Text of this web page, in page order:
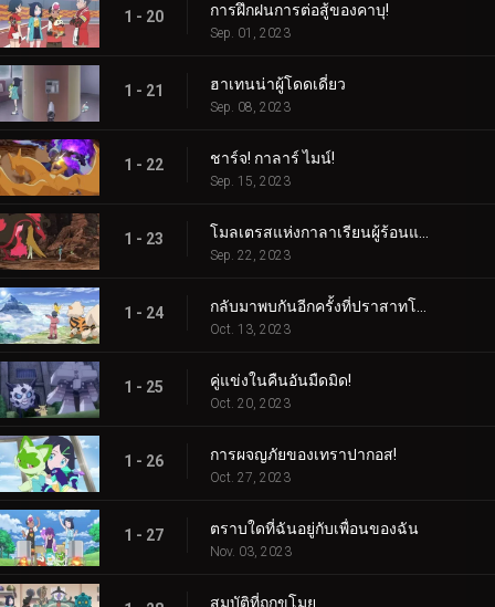
1 - 20 การฝึกฝนการต่อสู้ของคาบุ!
Sep. 01, 2023
1 - 21 ฮาเทนน่าผู้โดดเดี่ยว
Sep. 08, 2023
1 - 22 ชาร์จ! กาลาร์ ไมน์!
Sep. 15, 2023
1 - 23
Sep. 22, 2023
1 - 24
Oct. 13, 2023
1 - 25 คู่แข่งในคืนอันมืดมิด!
Oct. 20, 2023
1 - 26 การผจญภัยของเทราปากอส!
Oct. 27, 2023
1 - 27 ตราบใดที่ฉันอยู่กับเพื่อนของฉัน
Nov. 03, 2023
สมบัติที่ถูกขโมย